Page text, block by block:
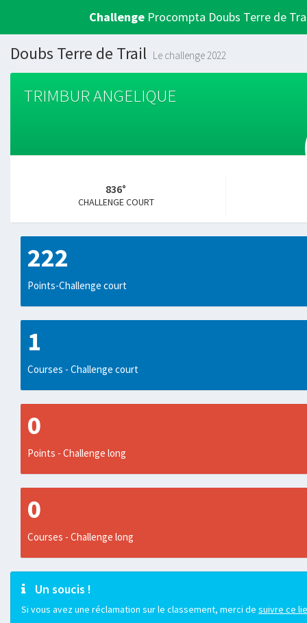
Challenge Procompta Doubs Terre de
Doubs Terre de Trail Le challenge 2022
TRIMBUR ANGELIQUE
836°
CHALLENGE COURT
222
Points-Challenge court
1
Courses - Challenge court
0
Points - Challenge long
0
Courses - Challenge long
Un soucis !
Si vous avez une réclamation sur le classement, merci de suivre ce